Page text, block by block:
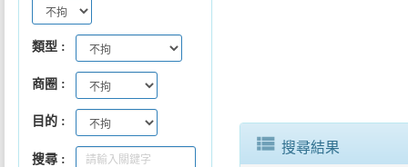
類型
商圈
目的
搜尋
2026屏東物產展「好好屏味
view_list 搜尋結果